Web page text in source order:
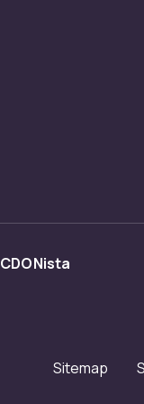
CDONista
Työskentele
Sitemap